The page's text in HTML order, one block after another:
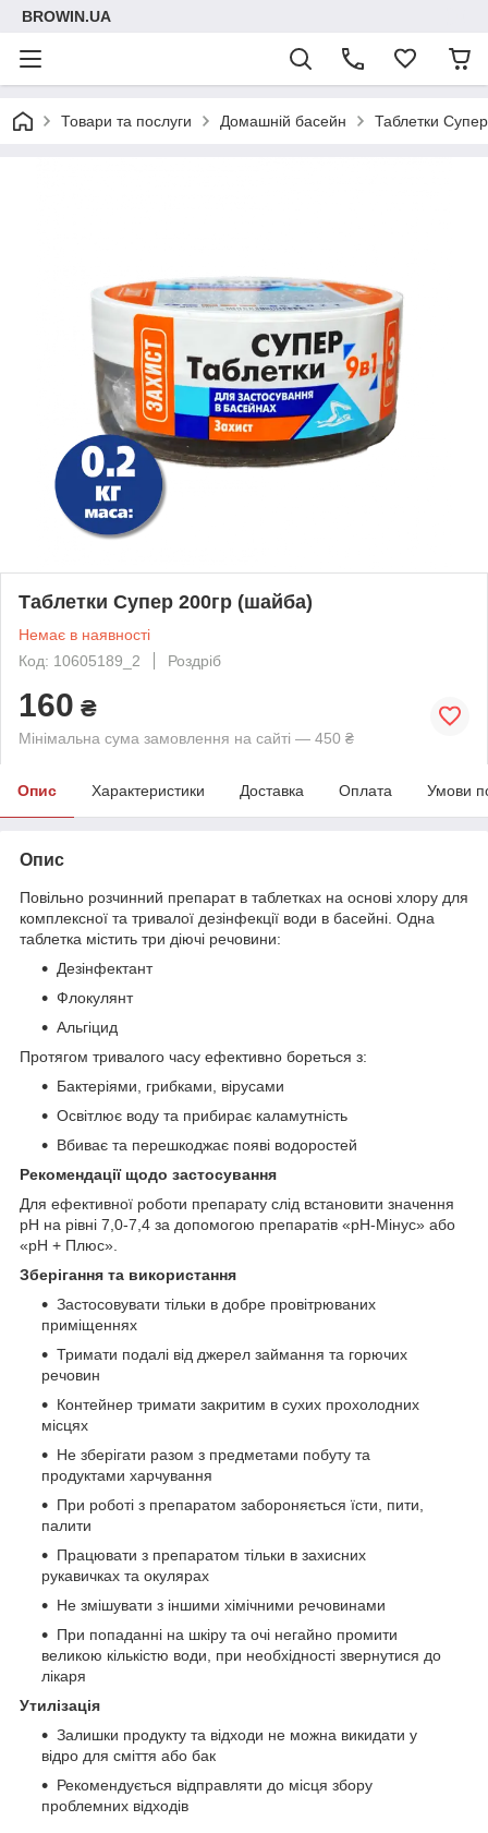
BROWIN.UA
Товари та послуги Домашній басейн Таблетки
Таблетки Супер 200гр (шайба)
Немає в наявності
Код: 10605189_2
Роздріб
160 ₴
Мінімальна сума замовлення на сайті — 450 ₴
Опис Характеристики Доставка Оплата Умови
Опис
Повільно розчинний препарат в таблетках на основі хлору для
комплексної та тривалої дезінфекції води в басейні. Одна
таблетка містить три діючі речовини:
Дезінфектант
Флокулянт
Альгіцид
Протягом тривалого часу ефективно бореться з:
Бактеріями, грибками, вірусами
Освітлює воду та прибирає каламутність
Вбиває та перешкоджає появі водоростей
Рекомендації щодо застосування
Для ефективної роботи препарату слід встановити значення
рН на рівні 7,0-7,4 за допомогою препаратів «рН-Мінус» або
«рН + Плюс».
Зберігання та використання
Застосовувати тільки в добре провітрюваних
приміщеннях
Тримати подалі від джерел займання та горючих
речовин
Контейнер тримати закритим в сухих прохолодних
місцях
Не зберігати разом з предметами побуту та
продуктами харчування
При роботі з препаратом забороняється їсти, пити,
палити
Працювати з препаратом тільки в захисних
рукавичках та окулярах
Не змішувати з іншими хімічними речовинами
При попаданні на шкіру та очі негайно промити
великою кількістю води, при необхідності звернутися до
лікаря
Утилізація
Залишки продукту та відходи не можна викидати у
відро для сміття або бак
Рекомендується відправляти до місця збору
проблемних відходів